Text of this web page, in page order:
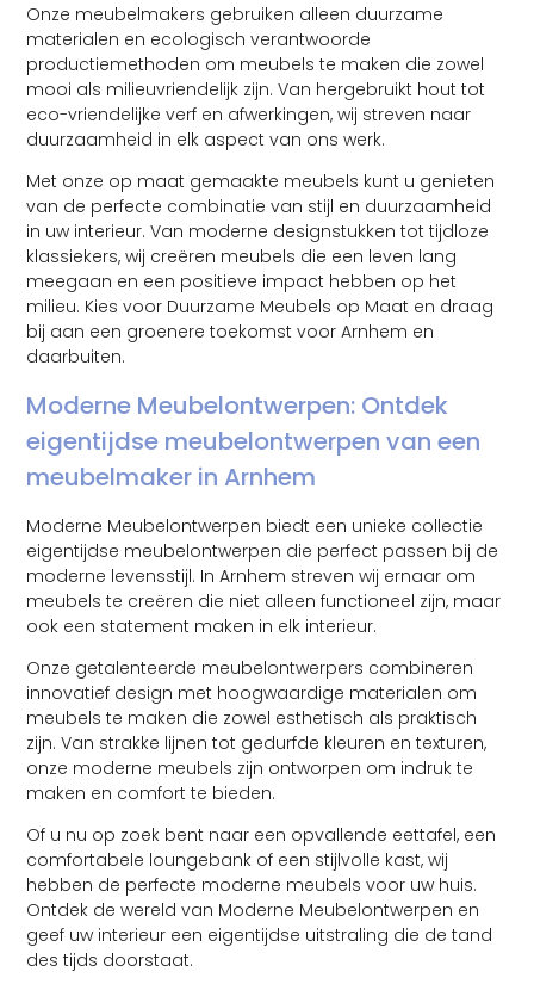
Onze meubelmakers gebruiken alleen duurzame
materialen en ecologisch verantwoorde
productiemethoden om meubels te maken die zowel
mooi als milieuvriendelijk zijn. Van hergebruikt hout tot
eco-vriendelijke verf en afwerkingen, wij streven naar
duurzaamheid in elk aspect van ons werk.
Met onze op maat gemaakte meubels kunt u genieten
van de perfecte combinatie van stijl en duurzaamheid
in uw interieur. Van moderne designstukken tot tijdloze
klassiekers, wij creëren meubels die een leven lang
meegaan en een positieve impact hebben op het
milieu. Kies voor Duurzame Meubels op Maat en draag
bij aan een groenere toekomst voor Arnhem en
daarbuiten.
Moderne Meubelontwerpen: Ontdek
eigentijdse meubelontwerpen van een
meubelmaker in Arnhem
Moderne Meubelontwerpen biedt een unieke collectie
eigentijdse meubelontwerpen die perfect passen bij de
moderne levensstijl. In Arnhem streven wij ernaar om
meubels te creëren die niet alleen functioneel zijn, maar
ook een statement maken in elk interieur.
Onze getalenteerde meubelontwerpers combineren
innovatief design met hoogwaardige materialen om
meubels te maken die zowel esthetisch als praktisch
zijn. Van strakke lijnen tot gedurfde kleuren en texturen,
onze moderne meubels zijn ontworpen om indruk te
maken en comfort te bieden.
Of u nu op zoek bent naar een opvallende eettafel, een
comfortabele loungebank of een stijlvolle kast, wij
hebben de perfecte moderne meubels voor uw huis.
Ontdek de wereld van Moderne Meubelontwerpen en
geef uw interieur een eigentijdse uitstraling die de tand
des tijds doorstaat.